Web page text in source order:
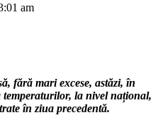
am
fără mari excese, astăzi, în
temperaturilor, la nivel național,
în ziua precedentă.